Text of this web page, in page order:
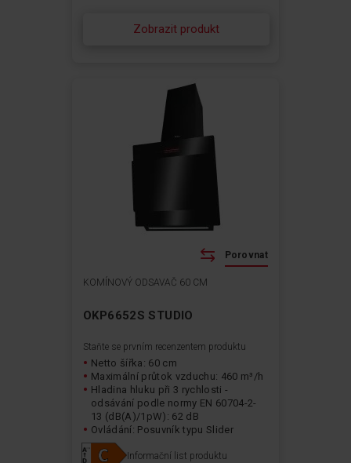
Zobrazit produkt
KOMÍNOVÝ ODSAVAČ 60 CM
OKP6652S STUDIO
Staňte se prvním recenzentem produktu
Netto šířka: 60 cm
Maximální průtok vzduchu: 460 m³/h
Hladina hluku při 3 rychlosti -
odsávání podle normy EN 60704-2-
13 (dB(A)/1pW): 62 dB
Ovládání: Posuvník typu Slider
Typ osvětlení: LED pásek
Informační list produktu
Porovnat